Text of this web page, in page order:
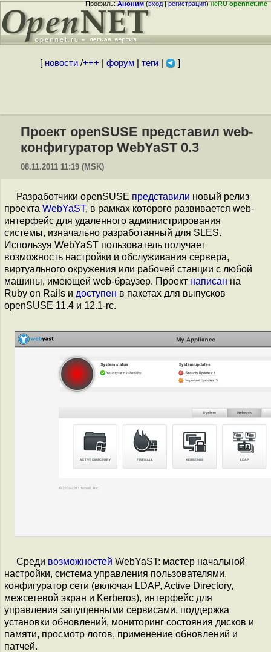
Профиль:Аноним(вход|регистрация)неRUopennet.me
[ новости/+++ форум| теги| ]
Проект openSUSE представил web-
конфигуратор WebYaST 0.3
08.11.2011 11:19 (MSK)
Разработчики openSUSE представили новый релиз
проекта WebYaST, в рамках которого развивается web-
интерфейс для удаленного администрирования
системы, изначально разработанный для SLES.
Используя WebYaST пользователь получает
возможность настройки и обслуживания сервера,
виртуального окружения или рабочей станции с любой
машины, имеющей web-браузер. Проект написан на
Ruby on Rails и доступен в пакетах для выпусков
openSUSE 11.4 и 12.1-rc.
Среди возможностей WebYaST: мастер начальной
настройки, система управления пользователями,
конфигуратор сети (включая LDAP, Active Directory,
межсетевой экран и Kerberos), интерфейс для
управления запущенными сервисами, поддержка
установки обновлений, мониторинг состояния дисков и
памяти, просмотр логов, применение обновлений и
патчей.